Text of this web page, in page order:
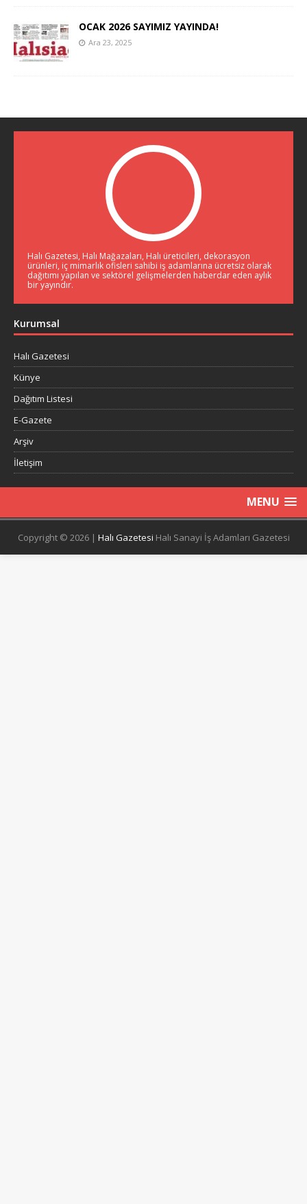
OCAK 2026 SAYIMIZ YAYINDA!
Ara 23, 2025
Halı Gazetesi, Halı Mağazaları, Halı üreticileri, dekorasyon
ürünleri, iç mimarlık ofisleri sahibi iş adamlarına ücretsiz olarak
dağıtımı yapılan ve sektörel gelişmelerden haberdar eden aylık
bir yayındır.
Kurumsal
Halı Gazetesi
Künye
Dağıtım Listesi
E-Gazete
Arşiv
İletişim
MENU
Copyright © 2026 | Halı Gazetesi Halı Sanayi İş Adamları Gazetesi